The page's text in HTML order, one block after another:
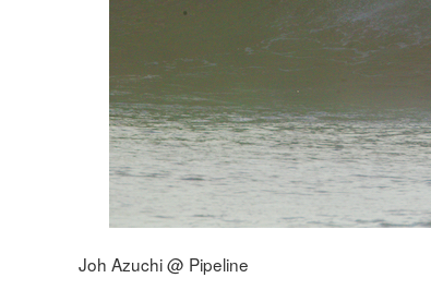
Joh Azuchi @ Pipeline